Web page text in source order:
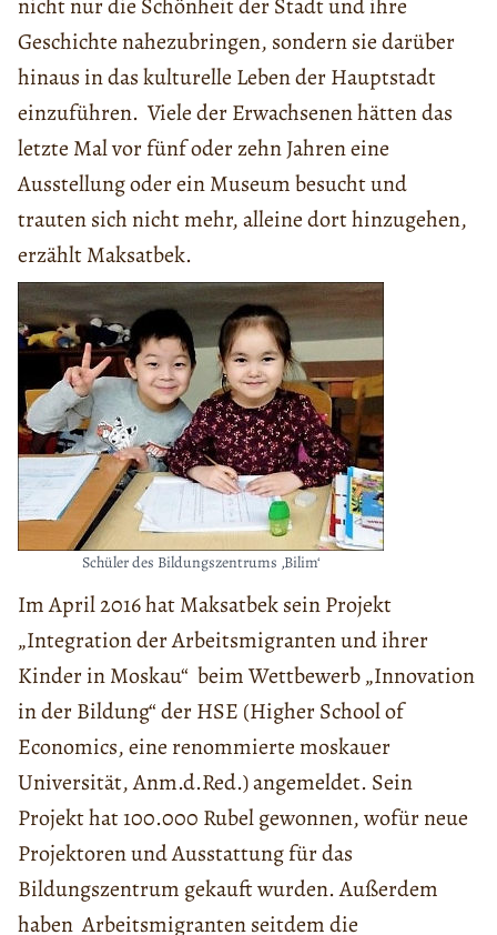
Geschichte nahezubringen, sondern sie darüber
hinaus in das kulturelle Leben der Hauptstadt
einzuführen. Viele der Erwachsenen hätten das
letzte Mal vor fünf oder zehn Jahren eine
Ausstellung oder ein Museum besucht und
trauten sich nicht mehr, alleine dort hinzugehen,
erzählt Maksatbek.
Schüler des Bildungszentrums ‚Bilim‘
Im April 2016 hat Maksatbek sein Projekt
„Integration der Arbeitsmigranten und ihrer
Kinder in Moskau“ beim Wettbewerb „Innovation
in der Bildung“ der HSE (Higher School of
Economics, eine renommierte moskauer
Universität, Anm.d.Red.) angemeldet. Sein
Projekt hat 100.000 Rubel gewonnen, wofür neue
Projektoren und Ausstattung für das
Bildungszentrum gekauft wurden. Außerdem
haben Arbeitsmigranten seitdem die